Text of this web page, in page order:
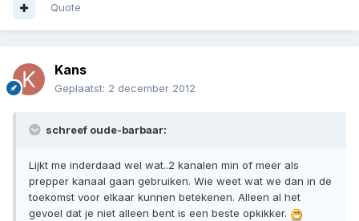
Quote
Kans
Geplaatst: 2 december 2012
schreef oude-barbaar:
Lijkt me inderdaad wel wat..2 kanalen min of meer als
prepper kanaal gaan gebruiken. Wie weet wat we dan in de
toekomst voor elkaar kunnen betekenen. Alleen al het
gevoel dat je niet alleen bent is een beste opkikker.